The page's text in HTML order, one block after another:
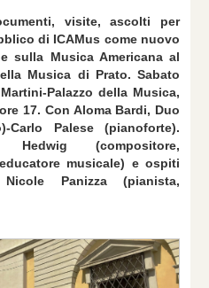
visite, ascolti per
di ICAMus come nuovo
sulla Musica Americana al
Musica di Prato. Sabato
Palazzo della Musica,
17. Con Aloma Bardi, Duo
Carlo Palese (pianoforte).
Hedwig (compositore,
musicale) e ospiti
Panizza (pianista,